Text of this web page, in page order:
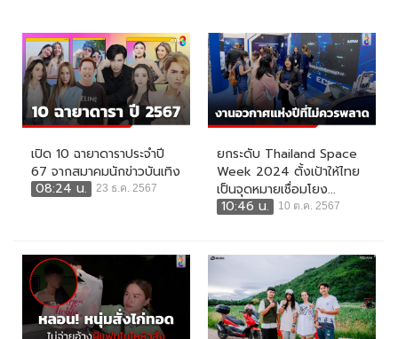
เปิด 10 ฉายาดาราประจำปี
67 จากสมาคมนักข่าวบันเทิง
08:24 น.
23 ธ.ค. 2567
ยกระดับ Thailand Space
Week 2024 ตั้งเป้าให้ไทย
เป็นจุดหมายเชื่อมโยง...
10:46 น.
10 ต.ค. 2567